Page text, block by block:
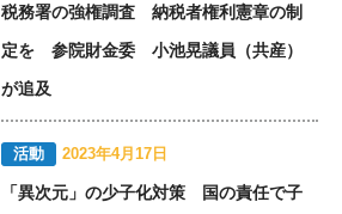
税務署の強権調査 納税者権利憲章の制
定を 参院財金委 小池晃議員（共産）
が追及
活動 2023年4月17日
「異次元」の少子化対策 国の責任で子